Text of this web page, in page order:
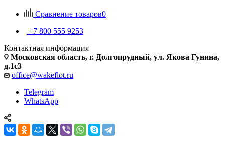
Сравнение товаров0
+7 800 555 9253
Контактная информация
Московская область, г. Долгопрудный, ул. Якова Гунина,
д.1с3
office@wakeflot.ru
Telegram
WhatsApp